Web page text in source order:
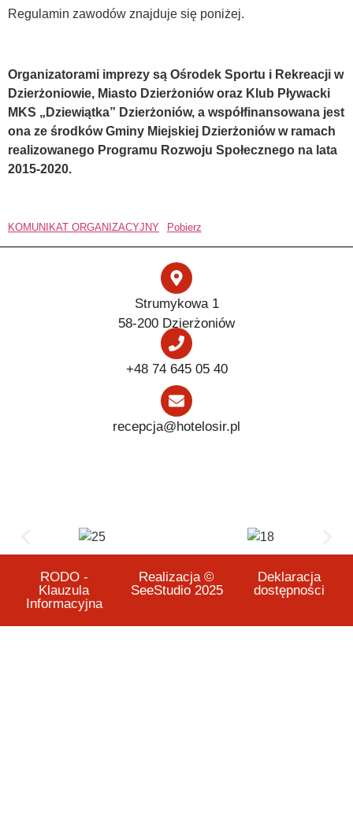
Regulamin zawodów znajduje się poniżej.
Organizatorami imprezy są Ośrodek Sportu i Rekreacji w
Dzierżoniowie, Miasto Dzierżoniów oraz Klub Pływacki
MKS „Dziewiątka” Dzierżoniów, a współfinansowana jest
ona ze środków Gminy Miejskiej Dzierżoniów w ramach
realizowanego Programu Rozwoju Społecznego na lata
2015-2020.
KOMUNIKAT ORGANIZACYJNY Pobierz
Strumykowa 1
58-200 Dzierżoniów
+48 74 645 05 40
recepcja@hotelosir.pl
RODO -
Klauzula
Informacyjna
Realizacja ©
SeeStudio 2025
Deklaracja
dostępności